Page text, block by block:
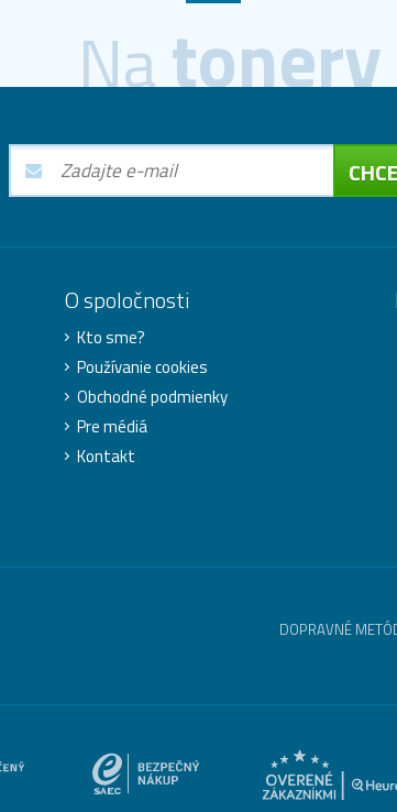
Natonery
O spoločnosti
Kto sme?
Používanie cookies
Obchodné podmienky
Pre médiá
Kontakt
DOPRAVNÉ